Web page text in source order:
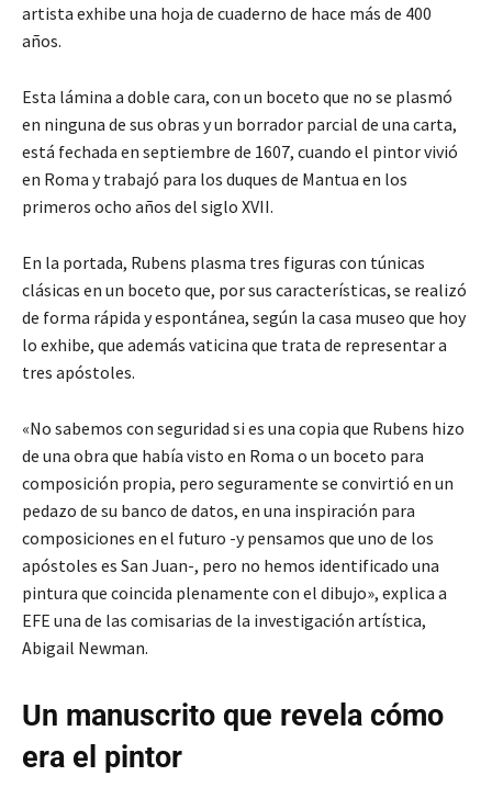
artista exhibe una hoja de cuaderno de hace más de 400
años.
Esta lámina a doble cara, con un boceto que no se plasmó
en ninguna de sus obras y un borrador parcial de una carta,
está fechada en septiembre de 1607, cuando el pintor vivió
en Roma y trabajó para los duques de Mantua en los
primeros ocho años del siglo XVII.
En la portada, Rubens plasma tres figuras con túnicas
clásicas en un boceto que, por sus características, se realizó
de forma rápida y espontánea, según la casa museo que hoy
lo exhibe, que además vaticina que trata de representar a
tres apóstoles.
«No sabemos con seguridad si es una copia que Rubens hizo
de una obra que había visto en Roma o un boceto para
composición propia, pero seguramente se convirtió en un
pedazo de su banco de datos, en una inspiración para
composiciones en el futuro -y pensamos que uno de los
apóstoles es San Juan-, pero no hemos identificado una
pintura que coincida plenamente con el dibujo», explica a
EFE una de las comisarias de la investigación artística,
Abigail Newman.
Un manuscrito que revela cómo
era el pintor